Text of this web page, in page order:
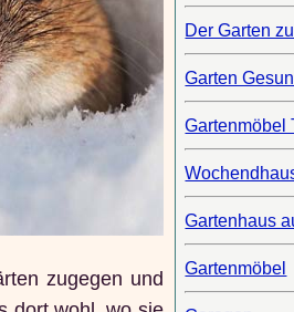
zugegen und
Der Garten
Garten
Gartenmöbel
Gartenhaus
Gartenmöbel